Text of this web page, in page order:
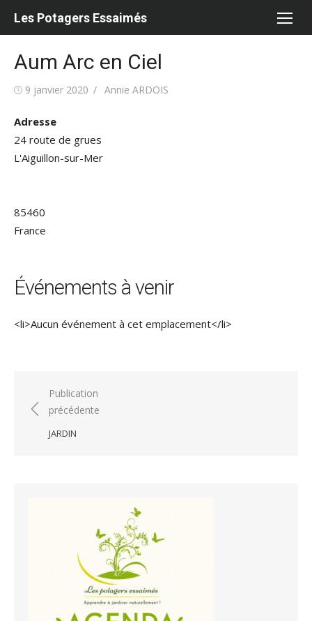
Les Potagers Essaimés
Aum Arc en Ciel
Publié9 janvier 2020 Auteur/autrice
Annie ARDOIS
Adresse
24 route de grues
L'Aiguillon-sur-Mer
85460
France
Événements à venir
<li>Aucun événement à cet emplacement</li>
Navigation
de
l’article
Publication
précédente
JARDIN